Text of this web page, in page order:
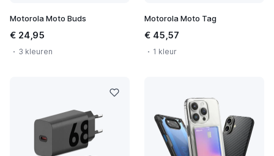
Motorola Moto Buds
€ 24,95
3 kleuren
Motorola Moto Tag
€ 45,57
1 kleur